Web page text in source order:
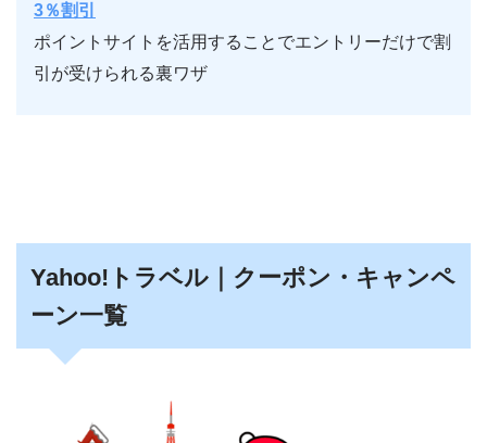
3％割引
ポイントサイトを活用することでエントリーだけで割
引が受けられる裏ワザ
Yahoo!トラベル｜クーポン・キャンペ
ーン一覧